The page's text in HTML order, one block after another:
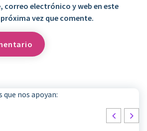
correo electrónico y web en este
vez que comente.
que nos apoyan: